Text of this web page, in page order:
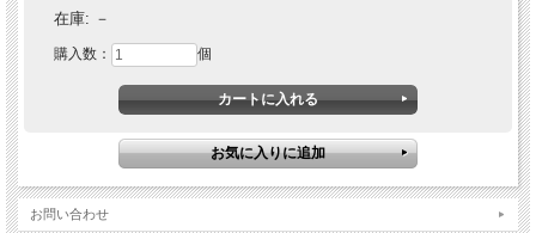
在庫: －
購入数： 個
お問い合わせ